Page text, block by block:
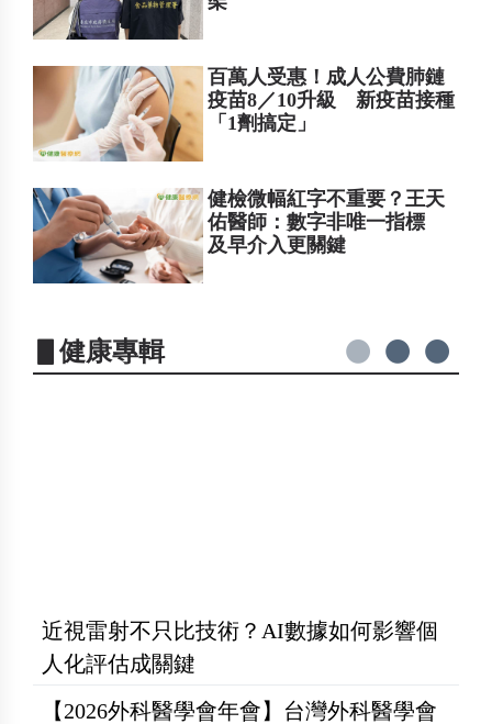
百萬人受惠！成人公費肺鏈
疫苗8／10升級 新疫苗接種
「1劑搞定」
健檢微幅紅字不重要？王天
佑醫師：數字非唯一指標
及早介入更關鍵
▋健康專輯
近視雷射不只比技術？AI數據如何影響個
人化評估成關鍵
【2026外科醫學會年會】台灣外科醫學會